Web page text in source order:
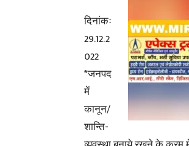
दिनांकः
29.12.2
022
*जनपद
में
कानून/
शान्ति-